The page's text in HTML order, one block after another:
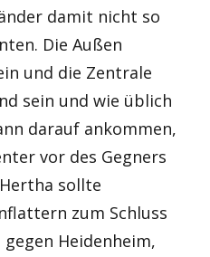
damit nicht so
Die Außen
und die Zentrale
sein und wie üblich
darauf ankommen,
vor des Gegners
sollte
zum Schluss
Heidenheim,